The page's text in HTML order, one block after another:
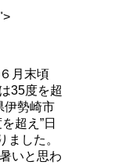
月末頃
35度を超
伊勢崎市
超え”日
ました。
いと思わ